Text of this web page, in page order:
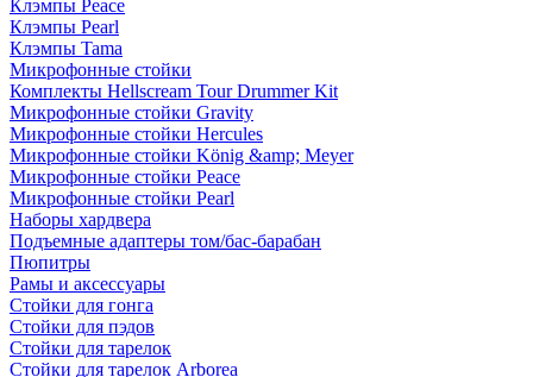
Клэмпы Peace
Клэмпы Pearl
Клэмпы Tama
Микрофонные стойки
Комплекты Hellscream Tour Drummer Kit
Микрофонные стойки Gravity
Микрофонные стойки Hercules
Микрофонные стойки König &amp; Meyer
Микрофонные стойки Peace
Микрофонные стойки Pearl
Наборы хардвера
Подъемные адаптеры том/бас-барабан
Пюпитры
Рамы и аксессуары
Стойки для гонга
Стойки для пэдов
Стойки для тарелок
Стойки для тарелок Arborea